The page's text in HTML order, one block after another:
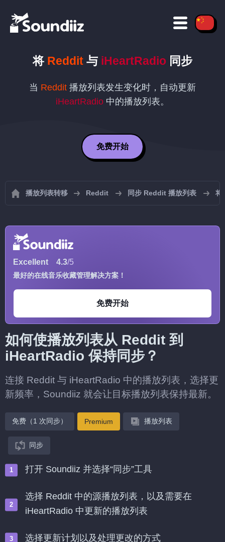
将 Reddit 与 iHeartRadio 同步
当 Reddit 播放列表发生变化时，自动更新
iHeartRadio 中的播放列表。
免费开始
播放列表转移 Reddit 同步 Reddit 播放列表 将
Excellent 4.3/5
最好的在线音乐收藏管理解决方案！
免费开始
如何使播放列表从 Reddit 到
iHeartRadio 保持同步？
连接 Reddit 与 iHeartRadio 中的播放列表，选择更
新频率，Soundiiz 就会让目标播放列表保持最新。
免费（1 次同步） Premium 播放列表
同步
打开 Soundiiz 并选择“同步”工具
选择 Reddit 中的源播放列表，以及需要在
iHeartRadio 中更新的播放列表
选择更新计划以及处理更改的方式